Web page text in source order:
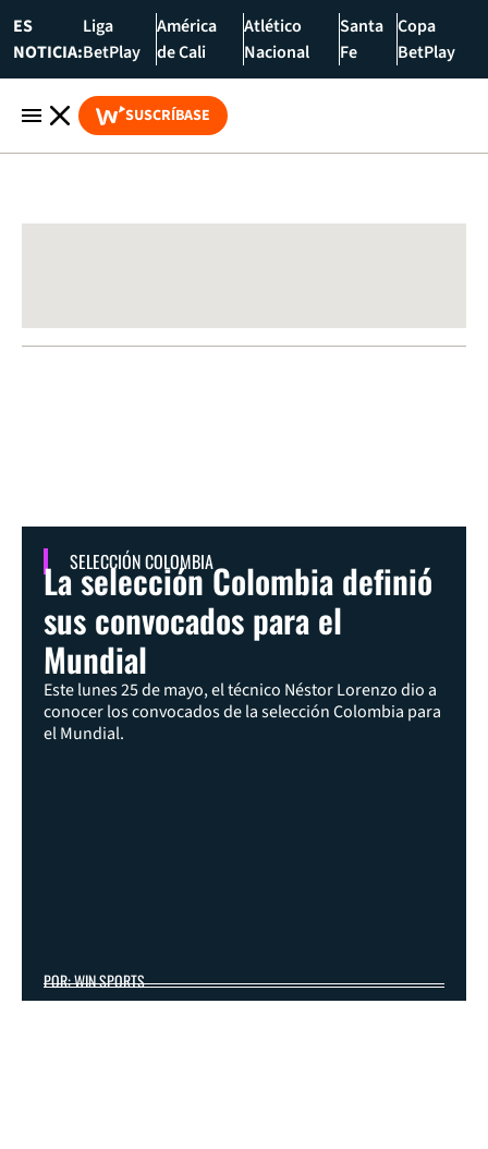
ES
NOTICIA:
Liga
BetPlay
América
de Cali
Atlético
Nacional
Santa
Fe
Copa
BetPlay
SUSCRÍBASE
SELECCIÓN COLOMBIA
La selección Colombia definió
sus convocados para el
Mundial
Este lunes 25 de mayo, el técnico Néstor Lorenzo dio a
conocer los convocados de la selección Colombia para
el Mundial.
POR: WIN SPORTS